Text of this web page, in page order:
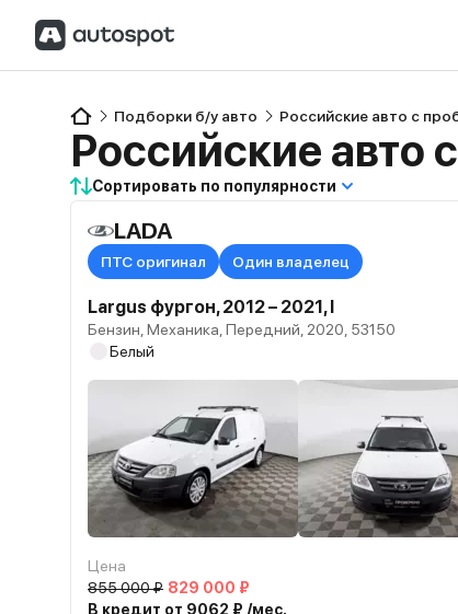
Подборки б/у авто Российские авто с
Российские авто
Сортировать по популярности
LADA
ПТС оригинал Один владелец
Largus фургон, 2012 – 2021, I
Бензин, Механика, Передний, 2020, 53150
Белый
Цена
855 000 ₽ 829 000 ₽
В кредит от 9062 ₽ /мес.